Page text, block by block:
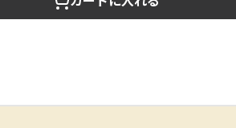
で受取ができる商品です（宅配便でのお届けが